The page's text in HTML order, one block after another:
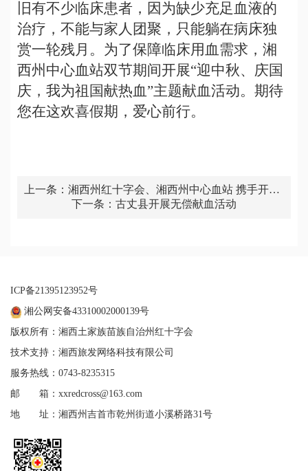
旧有不少临床患者 ， 因为缺少充足血液的
治疗 ， 不能与家人团聚 ， 只能躺在病床独
赏一轮残月 。 为了保障临床用血需求，湘
西州中心血站双节期间开展“迎中秋、庆国
庆，我为祖国献热血”主题献血活动。期待
您在这欢喜假期，爱心前行。
上一条： 湘西州红十字会、湘西州中心血站 携手开
展“第20个世界献血者日”活动
下一条： 古丈县开展无偿献血活动
ICP备21395123952号
湘公网安备43310002000139号
版权所有：湘西土家族苗族自治州红十字会
技术支持：湘西旅发网络科技有限公司
服务热线：0743-8235315
邮 箱：xxredcross@163.com
地 址：湘西州吉首市乾州街道小溪桥路31号